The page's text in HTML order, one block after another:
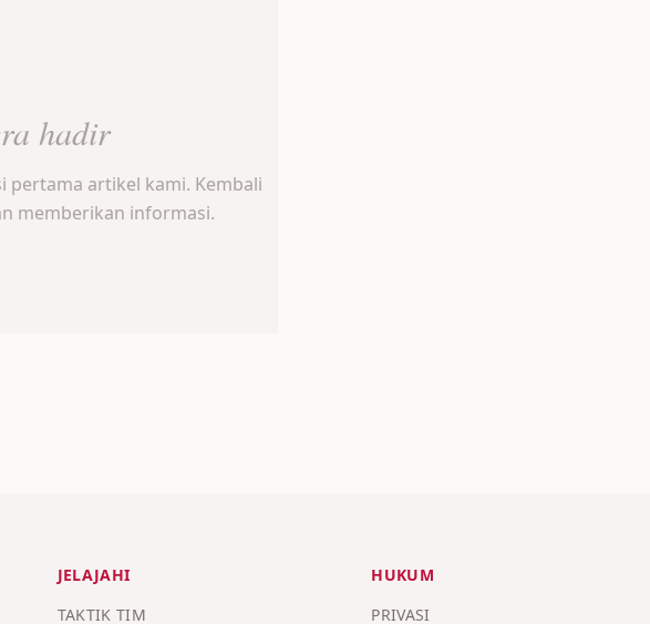
hadir
pertama artikel kami. Kembali
memberikan informasi.
JELAJAHI
TAKTIK TIM
HUKUM
PRIVASI